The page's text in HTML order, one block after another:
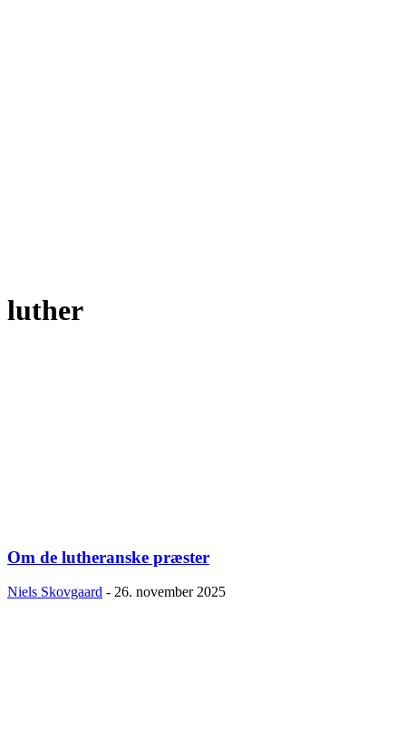
luther
Om de lutheranske præster
Niels Skovgaard - 26. november 2025